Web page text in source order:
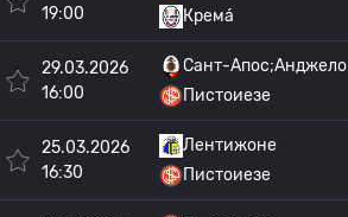
19:00
Кремá
29.03.2026
16:00
Сант-Апос;Анджело
Пистоиезе
25.03.2026
16:30
Лентижоне
Пистоиезе